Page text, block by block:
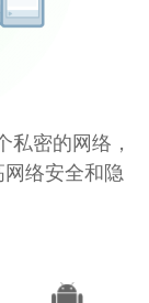
密的网络，
络安全和隐